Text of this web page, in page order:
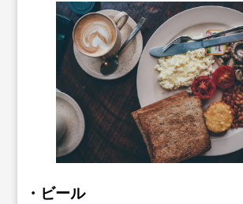
・ビール